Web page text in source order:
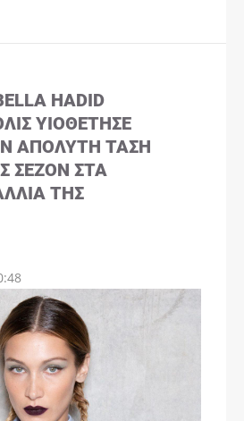
HADID
ΥΙΟΘΈΤΗΣΕ
ΑΠΌΛΥΤΗ ΤΆΣΗ
ΣΕΖΌΝ ΣΤΑ
ΤΗΣ